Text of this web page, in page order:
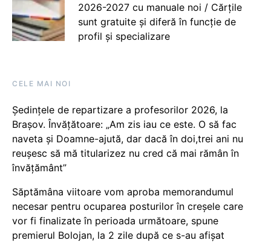
2026-2027 cu manuale noi / Cărțile
sunt gratuite și diferă în funcție de
profil și specializare
CELE MAI NOI
Ședințele de repartizare a profesorilor 2026, la
Brașov. Învățătoare: „Am zis iau ce este. O să fac
naveta și Doamne-ajută, dar dacă în doi,trei ani nu
reușesc să mă titularizez nu cred că mai rămân în
învățământ”
Săptămâna viitoare vom aproba memorandumul
necesar pentru ocuparea posturilor în creșele care
vor fi finalizate în perioada următoare, spune
premierul Bolojan, la 2 zile după ce s-au afișat